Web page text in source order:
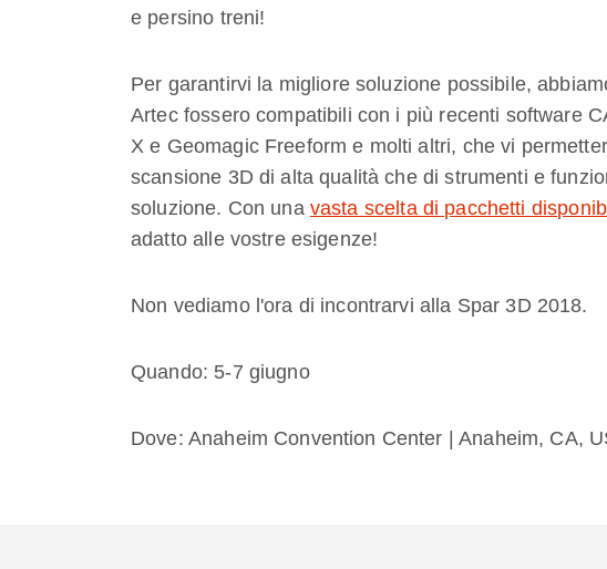
e persino treni!
Per garantirvi la migliore soluzione possibile,
Artec fossero compatibili con i più recenti software
X e Geomagic Freeform e molti altri, che vi
scansione 3D di alta qualità che di strumenti e
soluzione. Con una vasta scelta di pacchetti
adatto alle vostre esigenze!
Non vediamo l'ora di incontrarvi alla Spar 3D 2018.
Quando: 5-7 giugno
Dove: Anaheim Convention Center | Anaheim, CA,